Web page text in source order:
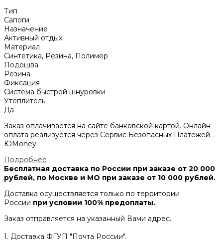
Тип
Сапоги
Назначение
Активный отдых
Материал
Синтетика, Резина, Полимер
Подошва
Резина
Фиксация
Система быстрой шнуровки
Утеплитель
Да
Заказ оплачивается на сайте банковской картой. Онлайн
оплата реализуется через Сервис Безопасных Платежей
ЮMoney.
Подробнее
Бесплатная доставка по России при заказе от 20 000
рублей, по Москве и МО при заказе от 10 000 рублей.
Доставка осуществляется только по территории
России при условии 100% предоплаты.
Заказ отправляется на указанный Вами адрес.
1. Доставка ФГУП "Почта России".